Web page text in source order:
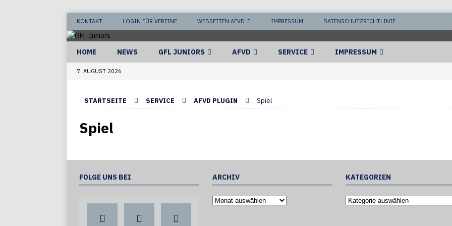
KONTAKT LOGIN FÜR VEREINE WEBSEITEN AFVD IMPRESSUM DATENSCHUTZRICHTLINIE
HOME NEWS GFL JUNIORS AFVD SERVICE IMPRESSUM
7. AUGUST 2026
STARTSEITE SERVICE AFVD PLUGIN Spiel
Spiel
FOLGE UNS BEI ARCHIV KATEGORIEN